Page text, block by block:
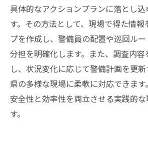
具体的なアクションプランに落とし
す。その方法として、現場で得た情報
プを作成し、警備員の配置や巡回ル
分担を明確化します。また、調査内
し、状況変化に応じて警備計画を更
県の多様な現場に柔軟に対応できま
安全性と効率性を両立させる実践的
す。